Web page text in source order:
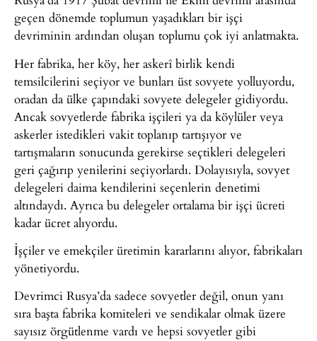
geçen dönemde toplumun yaşadıkları bir işçi
devriminin ardından oluşan toplumu çok iyi anlatmakta.
Her fabrika, her köy, her askerî birlik kendi
temsilcilerini seçiyor ve bunları üst sovyete yolluyordu,
oradan da ülke çapındaki sovyete delegeler gidiyordu.
Ancak sovyetlerde fabrika işçileri ya da köylüler veya
askerler istedikleri vakit toplanıp tartışıyor ve
tartışmaların sonucunda gerekirse seçtikleri delegeleri
geri çağırıp yenilerini seçiyorlardı. Dolayısıyla, sovyet
delegeleri daima kendilerini seçenlerin denetimi
altındaydı. Ayrıca bu delegeler ortalama bir işçi ücreti
kadar ücret alıyordu.
İşçiler ve emekçiler üretimin kararlarını alıyor, fabrikaları
yönetiyordu.
Devrimci Rusya’da sadece sovyetler değil, onun yanı
sıra başta fabrika komiteleri ve sendikalar olmak üzere
sayısız örgütlenme vardı ve hepsi sovyetler gibi